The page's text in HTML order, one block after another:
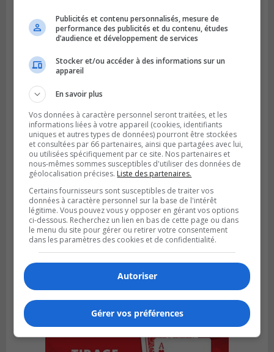
BOUCHERVILLE
Metro prend les moyens pour protéger son
personnel cadre
Publicités et contenu personnalisés, mesure de
performance des publicités et du contenu, études
d’audience et développement de services
Stocker et/ou accéder à des informations sur un
appareil
En savoir plus
Vos données à caractère personnel seront traitées, et les
informations liées à votre appareil (cookies, identifiants
uniques et autres types de données) pourront être stockées
et consultées par 66 partenaires, ainsi que partagées avec lui,
ou utilisées spécifiquement par ce site. Nos partenaires et
nous-mêmes sommes susceptibles d'utiliser des données de
géolocalisation précises. Liste des partenaires.
Certains fournisseurs sont susceptibles de traiter vos
données à caractère personnel sur la base de l'intérêt
légitime. Vous pouvez vous y opposer en gérant vos options
ci-dessous. Recherchez un lien en bas de cette page ou dans
le menu du site pour gérer ou retirer votre consentement
dans les paramètres des cookies et de confidentialité.
Autoriser
Gérer vos préférences